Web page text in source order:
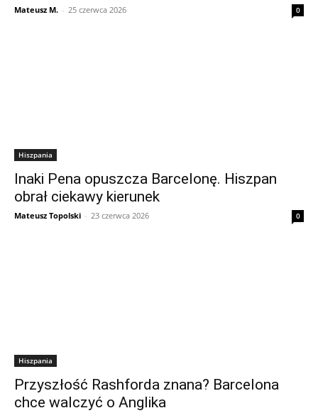
Mateusz M. - 25 czerwca 2026 0
Hiszpania
Inaki Pena opuszcza Barcelonę. Hiszpan
obrał ciekawy kierunek
Mateusz Topolski - 23 czerwca 2026 0
Hiszpania
Przyszłość Rashforda znana? Barcelona
chce walczyć o Anglika